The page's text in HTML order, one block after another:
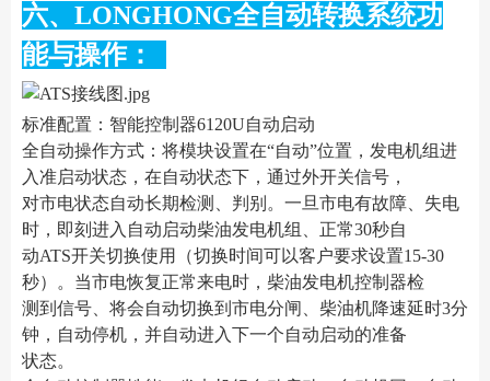
六、LONGHONG全自动转换系统功
能与操作：
标准配置：智能控制器6120U自动启动
全自动操作方式：将模块设置在“自动”位置，发电机组进
入准启动状态，在自动状态下，通过外开关信号，
对市电状态自动长期检测、判别。一旦市电有故障、失电
时，即刻进入自动启动柴油发电机组、正常30秒自
动ATS开关切换使用（切换时间可以客户要求设置15-30
秒）。当市电恢复正常来电时，柴油发电机控制器检
测到信号、将会自动切换到市电分闸、柴油机降速延时3分
钟，自动停机，并自动进入下一个自动启动的准备
状态。